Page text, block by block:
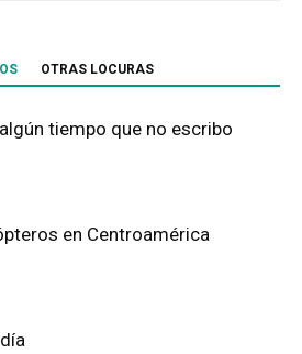
OTRAS LOCURAS
tiempo que no escribo
en Centroamérica